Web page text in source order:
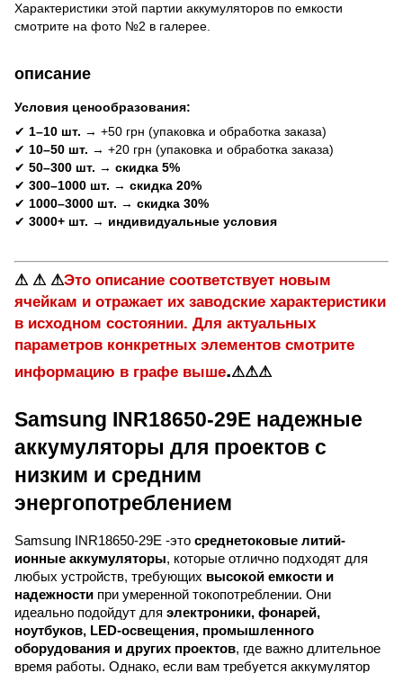
Характеристики этой партии аккумуляторов по емкости
смотрите на фото №2 в галерее.
описание
Условия ценообразования:
✔ 1–10 шт. → +50 грн (упаковка и обработка заказа)
✔ 10–50 шт. → +20 грн (упаковка и обработка заказа)
✔ 50–300 шт. → скидка 5%
✔ 300–1000 шт. → скидка 20%
✔ 1000–3000 шт. → скидка 30%
✔ 3000+ шт. → индивидуальные условия
⚠ ⚠ ⚠Это описание соответствует новым
ячейкам и отражает их заводские характеристики
в исходном состоянии. Для актуальных
параметров конкретных элементов смотрите
информацию в графе выше.⚠⚠⚠
Samsung INR18650-29E надежные
аккумуляторы для проектов с
низким и средним
энергопотреблением
Samsung INR18650-29E -это среднетоковые литий-
ионные аккумуляторы, которые отлично подходят для
любых устройств, требующих высокой емкости и
надежности при умеренной токопотреблении. Они
идеально подойдут для электроники, фонарей,
ноутбуков, LED-освещения, промышленного
оборудования и других проектов, где важно длительное
время работы. Однако, если вам требуется аккумулятор